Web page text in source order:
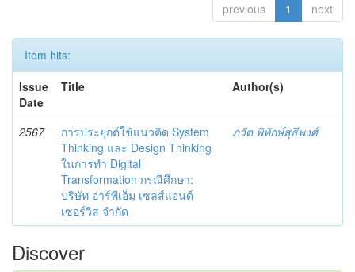
previous 1 next
Item hits:
Issue
Date
Title Author(s)
2567
การประยุกต์ใช้แนวคิด System
Thinking และ Design Thinking
ในการทำ Digital
Transformation กรณีศึกษา:
บริษัท อาร์พีเอ็ม เซลส์แอนด์
เซอร์วิส จำกัด
ภวัต พิทักษ์สุธีพงศ์
Discover